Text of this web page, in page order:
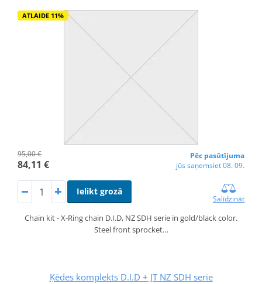
ATLAIDE 11%
95,00 €
84,11 €
Pēc pasūtījuma
jūs saņemsiet 08. 09.
Ielikt grozā
Salīdzināt
Chain kit - X-Ring chain D.I.D, NZ SDH serie in gold/black color.
Steel front sprocket…
Ķēdes komplekts D.I.D + JT NZ SDH serie